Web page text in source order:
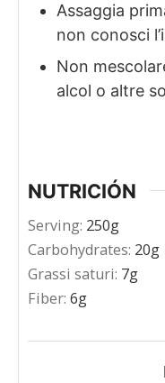
Assaggia
non conosci
Non
alcol o altre
NUTRICIÓN
Serving: 250g
Carbohydrates: 20g
Grassi saturi: 7g
Fiber: 6g